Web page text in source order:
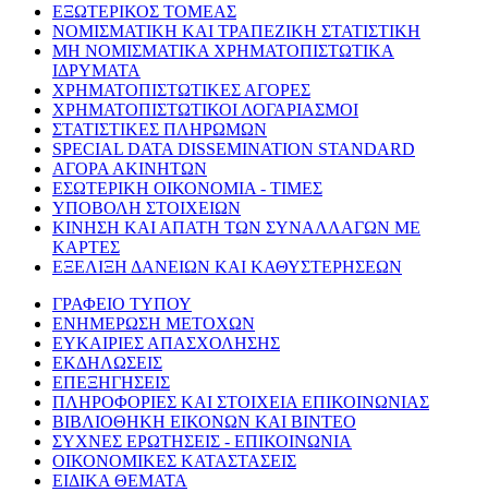
ΕΞΩΤΕΡΙΚΟΣ ΤΟΜΕΑΣ
ΝΟΜΙΣΜΑΤΙΚΗ ΚΑΙ ΤΡΑΠΕΖΙΚΗ ΣΤΑΤΙΣΤΙΚΗ
ΜΗ ΝΟΜΙΣΜΑΤΙΚΑ ΧΡΗΜΑΤΟΠΙΣΤΩΤΙΚΑ
ΙΔΡΥΜΑΤΑ
ΧΡΗΜΑΤΟΠΙΣΤΩΤΙΚΕΣ ΑΓΟΡΕΣ
ΧΡΗΜΑΤΟΠΙΣΤΩΤΙΚΟΙ ΛΟΓΑΡΙΑΣΜΟΙ
ΣΤΑΤΙΣΤΙΚΕΣ ΠΛΗΡΩΜΩΝ
SPECIAL DATA DISSEMINATION STANDARD
ΑΓΟΡΑ ΑΚΙΝΗΤΩΝ
ΕΣΩΤΕΡΙΚΗ ΟΙΚΟΝΟΜΙΑ - ΤΙΜΕΣ
ΥΠΟΒΟΛΗ ΣΤΟΙΧΕΙΩΝ
ΚΙΝΗΣΗ ΚΑΙ ΑΠΑΤΗ ΤΩΝ ΣΥΝΑΛΛΑΓΩΝ ΜΕ
ΚΑΡΤΕΣ
ΕΞΕΛΙΞΗ ΔΑΝΕΙΩΝ ΚΑΙ ΚΑΘΥΣΤΕΡΗΣΕΩΝ
ΓΡΑΦΕΙΟ ΤΥΠΟΥ
ΕΝΗΜΕΡΩΣΗ ΜΕΤΟΧΩΝ
ΕΥΚΑΙΡΙΕΣ ΑΠΑΣΧΟΛΗΣΗΣ
ΕΚΔΗΛΩΣΕΙΣ
ΕΠΕΞΗΓΗΣΕΙΣ
ΠΛΗΡΟΦΟΡΙΕΣ ΚΑΙ ΣΤΟΙΧΕΙΑ ΕΠΙΚΟΙΝΩΝΙΑΣ
ΒΙΒΛΙΟΘΗΚΗ ΕΙΚΟΝΩΝ ΚΑΙ ΒΙΝΤΕΟ
ΣΥΧΝΕΣ ΕΡΩΤΗΣΕΙΣ - ΕΠΙΚΟΙΝΩΝΙΑ
ΟΙΚΟΝΟΜΙΚΕΣ ΚΑΤΑΣΤΑΣΕΙΣ
ΕΙΔΙΚΑ ΘΕΜΑΤΑ